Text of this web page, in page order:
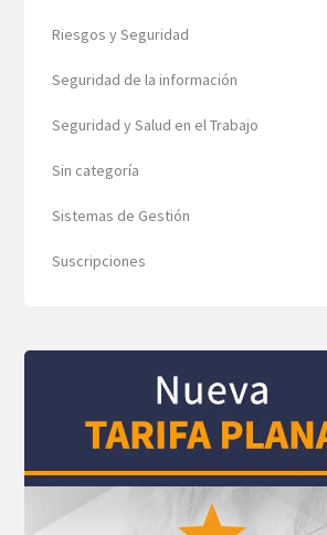
Riesgos y Seguridad
Seguridad de la información
Seguridad y Salud en el Trabajo
Sin categoría
Sistemas de Gestión
Suscripciones